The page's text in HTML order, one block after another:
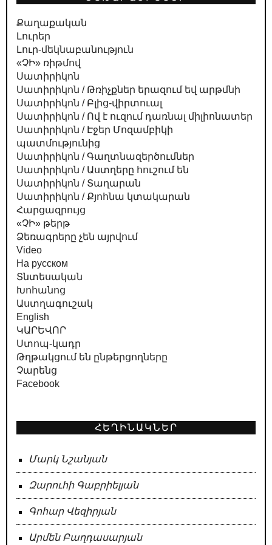
Քաղաքական
Լուրեր
Լուր-մեկնաբանություն
«ՉԻ» ռիթմով
Սատիրիկոն
Սատիրիկոն / Թռիչքներ երազում եվ արթմնի
Սատիրիկոն / Բլից-վիրտուալ
Սատիրիկոն / Ով է ուզում դառնալ միլիոնատեր
Սատիրիկոն / Էջեր Մոզամբիկի
պատմությունից
Սատիրիկոն / Գաղտնազերծումներ
Սատիրիկոն / Աստղերը հուշում են
Սատիրիկոն / Տաղարան
Սատիրիկոն / Քյոհնա կտակարան
Հարցազրույց
«ՉԻ» թերթ
Ձեռագրերը չեն այրվում
Video
На русском
Տնտեսական
Խոհանոց
Աստղագուշակ
English
ԿԱՐԵՎՈՐ
Ստոպ-կադր
Թղթակցում են ընթերցողները
Չարենց
Facebook
ՀԵՂԻՆԱԿՆԵՐ
Մարկ Նշանյան
Զարուհի Գաբրիելյան
Գոհար Վեզիրյան
Արմեն Բաղդասարյան